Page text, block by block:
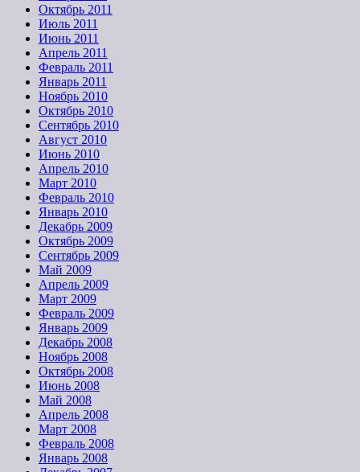
Октябрь 2011
Июль 2011
Июнь 2011
Апрель 2011
Февраль 2011
Январь 2011
Ноябрь 2010
Октябрь 2010
Сентябрь 2010
Август 2010
Июнь 2010
Апрель 2010
Март 2010
Февраль 2010
Январь 2010
Декабрь 2009
Октябрь 2009
Сентябрь 2009
Май 2009
Апрель 2009
Март 2009
Февраль 2009
Январь 2009
Декабрь 2008
Ноябрь 2008
Октябрь 2008
Июнь 2008
Май 2008
Апрель 2008
Март 2008
Февраль 2008
Январь 2008